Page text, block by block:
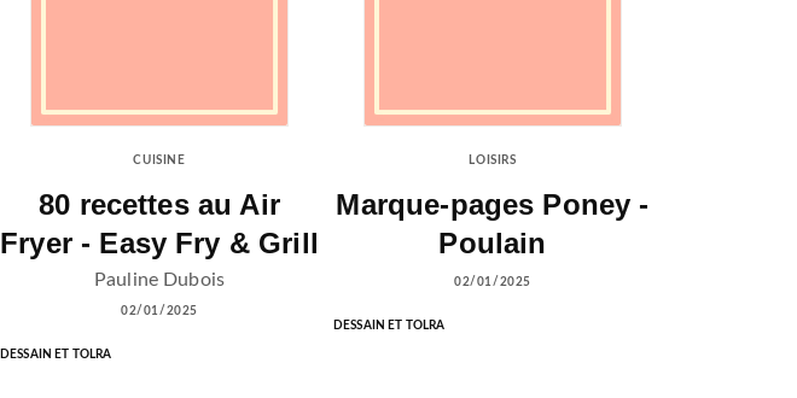
CUISINE
80 recettes au Air
Fryer - Easy Fry & Grill
Pauline Dubois
02/01/2025
DESSAIN ET TOLRA
LOISIRS
Marque-pages Poney -
Poulain
02/01/2025
DESSAIN ET TOLRA